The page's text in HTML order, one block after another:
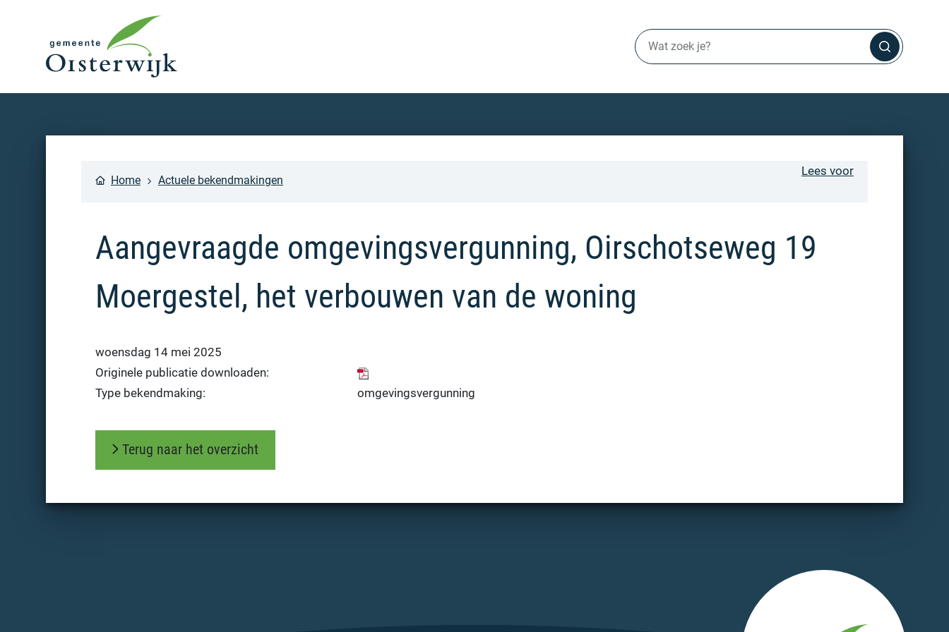
Home Actuele bekendmakingen
Lees voor
Aangevraagde omgevingsvergunning, Oirschotseweg 19
Moergestel, het verbouwen van de woning
woensdag 14 mei 2025
Originele publicatie downloaden:
Type bekendmaking:
omgevingsvergunning
Terug naar het overzicht